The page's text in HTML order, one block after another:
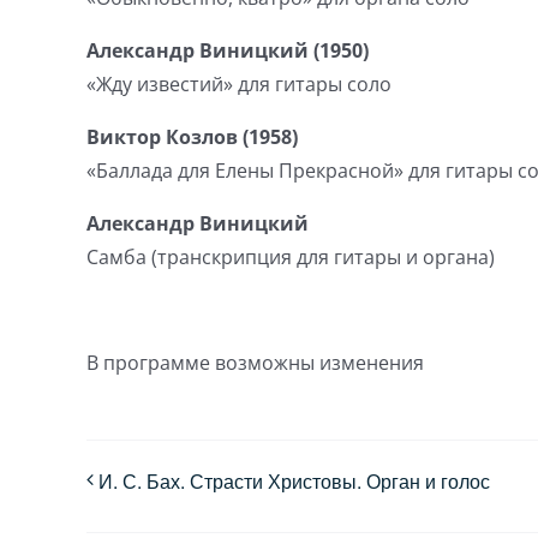
Александр Виницкий (1950)
«Жду известий» для гитары соло
Виктор Козлов (1958)
«Баллада для Елены Прекрасной» для гитары
Александр Виницкий
Самба (транскрипция для гитары и органа)
В программе возможны изменения
И. С. Бах. Страсти Христовы. Орган и голос